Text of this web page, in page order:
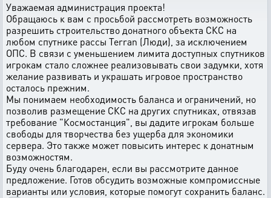
Уважаемая администрация проекта!
Обращаюсь к вам с просьбой рассмотреть возможность
разрешить строительство донатного объекта СКС на
любом спутнике рассы Terran (Люди), за исключением
ОПС. В связи с уменьшением лимита доступных спутников
игрокам стало сложнее реализовывать свои задумки, хотя
желание развивать и украшать игровое пространство
осталось прежним.
Мы понимаем необходимость баланса и ограничений, но
позволив размещение СКС на других спутниках, отвязав
требование "Космостанция", вы дадите игрокам больше
свободы для творчества без ущерба для экономики
сервера. Это также может повысить интерес к донатным
возможностям.
Буду очень благодарен, если вы рассмотрите данное
предложение. Готов обсудить возможные компромиссные
варианты или условия, которые помогут сохранить баланс.